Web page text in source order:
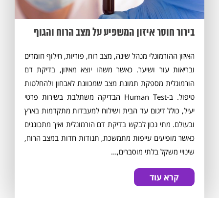
בירור חוסר איזון המשפיע על מצב הרוח והגוף
האיזון ההורמונלי מנהל שינה, מצב רוח, פוריות, חילוף חומרים
ובריאות עור ושיער. כאשר משהו יוצא מאיזון, בדיקת דם
הורמונלית מספקת תמונת מצב שמכוונת לאבחון ולהחלטות
טיפול. ב-Human Test הבדיקה משתלבת בשירות פרטי
יעיל, כולל דיגום עד הבית ושילוח למעבדות מתקדמות בארץ
ובעולם. מתי נכון לבקש בדיקת דם הורמונלית ואיך מתכוננים
כאשר מופיעים עייפות מתמשכת, תנודות חדות במצב הרוח,
שינויי משקל בלתי מוסברים,...
קרא עוד